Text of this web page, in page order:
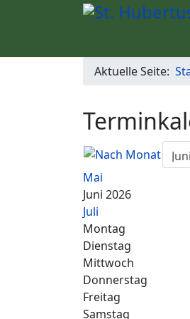
Aktuelle Seite:
Mai
Juni 2026
Juli
Montag
Dienstag
Mittwoch
Donnerstag
Freitag
Samstag